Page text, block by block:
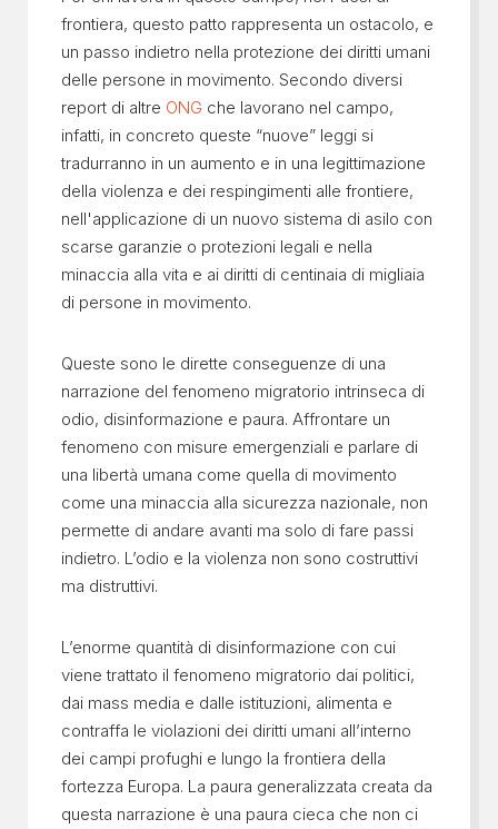
frontiera, questo patto rappresenta un ostacolo, e
un passo indietro nella protezione dei diritti umani
delle persone in movimento. Secondo diversi
report di altre ONG che lavorano nel campo,
infatti, in concreto queste “nuove” leggi si
tradurranno in un aumento e in una legittimazione
della violenza e dei respingimenti alle frontiere,
nell'applicazione di un nuovo sistema di asilo con
scarse garanzie o protezioni legali e nella
minaccia alla vita e ai diritti di centinaia di migliaia
di persone in movimento.
Queste sono le dirette conseguenze di una
narrazione del fenomeno migratorio intrinseca di
odio, disinformazione e paura. Affrontare un
fenomeno con misure emergenziali e parlare di
una libertà umana come quella di movimento
come una minaccia alla sicurezza nazionale, non
permette di andare avanti ma solo di fare passi
indietro. L’odio e la violenza non sono costruttivi
ma distruttivi.
L’enorme quantità di disinformazione con cui
viene trattato il fenomeno migratorio dai politici,
dai mass media e dalle istituzioni, alimenta e
contraffa le violazioni dei diritti umani all’interno
dei campi profughi e lungo la frontiera della
fortezza Europa. La paura generalizzata creata da
questa narrazione è una paura cieca che non ci